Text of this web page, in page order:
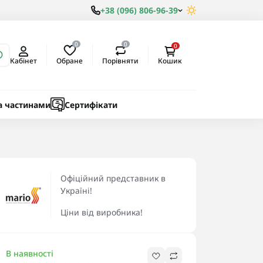
+38 (096) 806-96-39
Кабінет
0
Обране
0
Порівняти
0
Кошик
частинами Сертифікати
Офіційний представник в
Україні!
Ціни від виробника!
В наявності